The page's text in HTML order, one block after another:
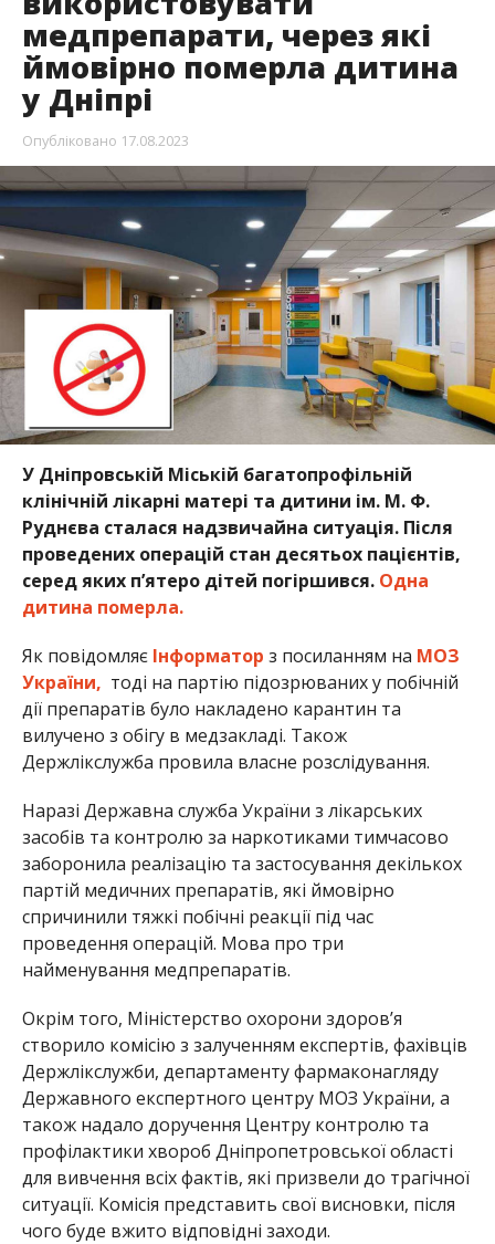
медпрепарати, через які
ймовірно померла дитина
у Дніпрі
Опубліковано 17.08.2023
У Дніпровській Міській багатопрофільній
клінічній лікарні матері та дитини ім. М. Ф.
Руднєва сталася надзвичайна ситуація. Після
проведених операцій стан десятьох пацієнтів,
серед яких п’ятеро дітей погіршився. Одна
дитина померла.
Як повідомляєІнформатор з посиланням на МОЗ
України, тоді на партію підозрюваних у побічній
дії препаратів було накладено карантин та
вилучено з обігу в медзакладі. Також
Держлікслужба провила власне розслідування.
Наразі Державна служба України з лікарських
засобів та контролю за наркотиками тимчасово
заборонила реалізацію та застосування декількох
партій медичних препаратів, які ймовірно
спричинили тяжкі побічні реакції під час
проведення операцій. Мова про три
найменування медпрепаратів.
Окрім того, Міністерство охорони здоров’я
створило комісію з залученням експертів, фахівців
Держлікслужби, департаменту фармаконагляду
Державного експертного центру МОЗ України, а
також надало доручення Центру контролю та
профілактики хвороб Дніпропетровської області
для вивчення всіх фактів, які призвели до трагічної
ситуації. Комісія представить свої висновки, після
чого буде вжито відповідні заходи.